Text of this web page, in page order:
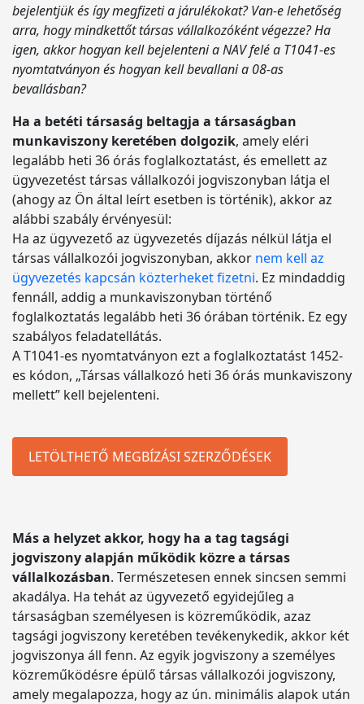
bejelentjük és így megfizeti a járulékokat? Van-e lehetőség
arra, hogy mindkettőt társas vállalkozóként végezze? Ha
igen, akkor hogyan kell bejelenteni a NAV felé a T1041-es
nyomtatványon és hogyan kell bevallani a 08-as
bevallásban?
Ha a betéti társaság beltagja a társaságban
munkaviszony keretében dolgozik, amely eléri
legalább heti 36 órás foglalkoztatást, és emellett az
ügyvezetést társas vállalkozói jogviszonyban látja el
(ahogy az Ön által leírt esetben is történik), akkor az
alábbi szabály érvényesül:
Ha az ügyvezető az ügyvezetés díjazás nélkül látja el
társas vállalkozói jogviszonyban, akkor nem kell az
ügyvezetés kapcsán közterheket fizetni. Ez mindaddig
fennáll, addig a munkaviszonyban történő
foglalkoztatás legalább heti 36 órában történik. Ez egy
szabályos feladatellátás.
A T1041-es nyomtatványon ezt a foglalkoztatást 1452-
es kódon, „Társas vállalkozó heti 36 órás munkaviszony
mellett” kell bejelenteni.
LETÖLTHETŐ MEGBÍZÁSI SZERZŐDÉSEK
Más a helyzet akkor, hogy ha a tag tagsági
jogviszony alapján működik közre a társas
vállalkozásban. Természetesen ennek sincsen semmi
akadálya. Ha tehát az ügyvezető egyidejűleg a
társaságban személyesen is közreműködik, azaz
tagsági jogviszony keretében tevékenykedik, akkor két
jogviszonya áll fenn. Az egyik jogviszony a személyes
közreműködésre épülő társas vállalkozói jogviszony,
amely megalapozza, hogy az ún. minimális alapok után